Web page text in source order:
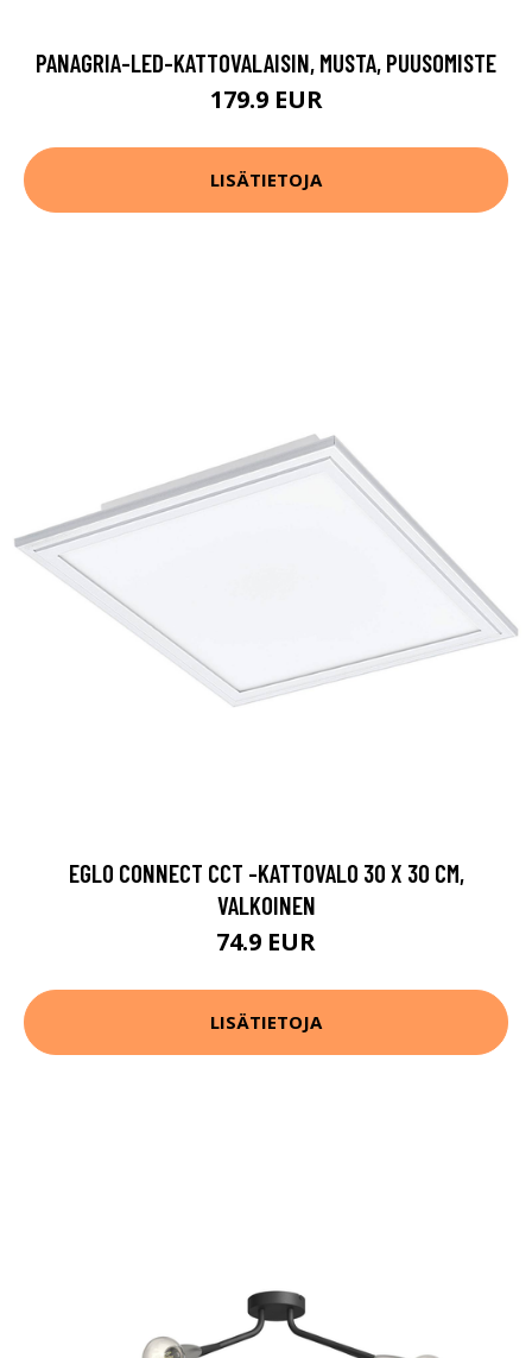
PANAGRIA-LED-KATTOVALAISIN, MUSTA, PUUSOMISTE
179.9 EUR
LISÄTIETOJA
EGLO CONNECT CCT -KATTOVALO 30 X 30 CM,
VALKOINEN
74.9 EUR
LISÄTIETOJA